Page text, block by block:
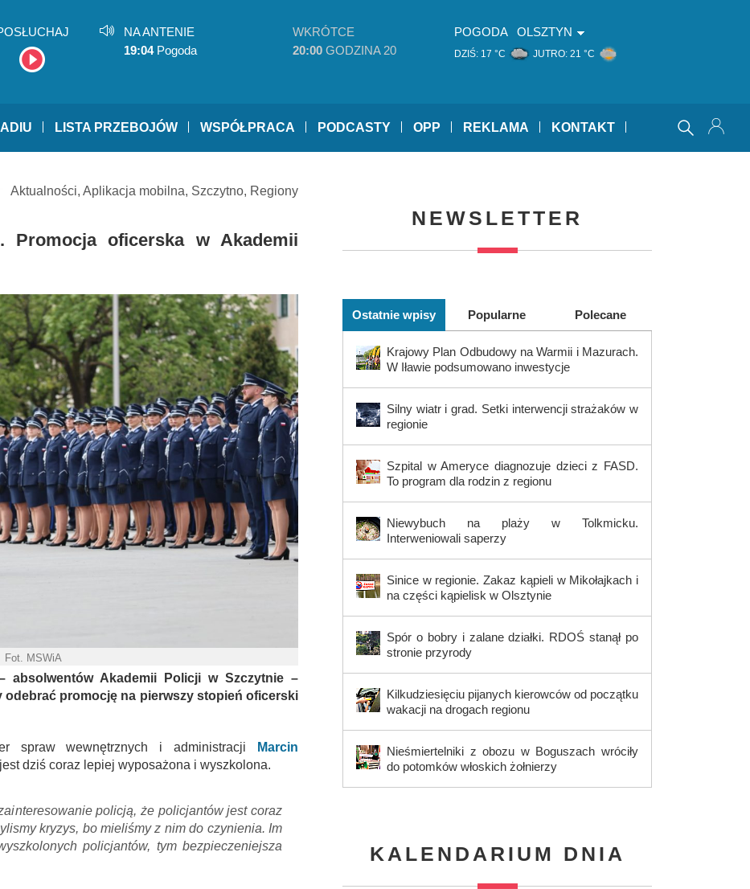
NA ANTENIE
19:04Pogoda
WKRÓTCE
20:00 GODZINA 20
POGODA OLSZTYN
DZIŚ: 17 °C JUTRO: 21 °C
LISTA PRZEBOJÓW WSPÓŁPRACA PODCASTY OPP REKLAMA KONTAKT
Aktualności, Aplikacja mobilna, Szczytno, Regiony
Promocja oficerska w Akademii
Fot. MSWiA
absolwentów Akademii Policji w Szczytnie –
odebrać promocję na pierwszy stopień oficerski
spraw wewnętrznych i administracji
Marcin
dziś coraz lepiej wyposażona i wyszkolona.
policją, że policjantów jest coraz
kryzys, bo mieliśmy z nim do czynienia. Im
policjantów, tym bezpieczeniejsza
NEWSLETTER
Ostatnie wpisy Popularne Polecane
Krajowy Plan Odbudowy na Warmii i Mazurach.
W Iławie podsumowano inwestycje
Silny wiatr i grad. Setki interwencji strażaków w
regionie
Szpital w Ameryce diagnozuje dzieci z FASD.
To program dla rodzin z regionu
Niewybuch na plaży w Tolkmicku.
Interweniowali saperzy
Sinice w regionie. Zakaz kąpieli w Mikołajkach i
na części kąpielisk w Olsztynie
Spór o bobry i zalane działki. RDOŚ stanął po
stronie przyrody
Kilkudziesięciu pijanych kierowców od początku
wakacji na drogach regionu
Nieśmiertelniki z obozu w Boguszach wróciły
do potomków włoskich żołnierzy
KALENDARIUM DNIA